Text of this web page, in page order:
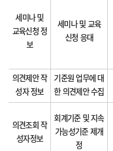
세미나 및
교육신청 정
보
세미나 및 교육
신청 응대
의견제안 작
성자 정보
기준원 업무에 대
한 의견제안 수집
의견조회 작
성자정보
회계기준 및 지속
가능성기준 제개
정